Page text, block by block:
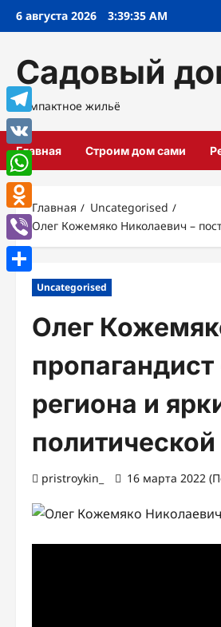
Перейти
6 августа 2026 3:39:36 AM
Садовый
Компактное жильё
Главная Строим дом сами
Главная
Uncategorised
Олег Кожемяко Николаевич –
Uncategorised
Олег
региона и
pristroykin_ 16 марта 2022
Telegram
VK
WhatsApp
Odnoklassniki
Viber
Отправить